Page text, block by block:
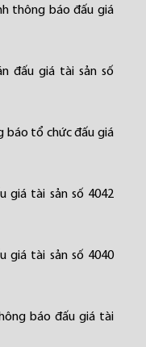
thông báo đấu giá
đấu giá tài sản số
báo tổ chức đấu giá
giá tài sản số 4042
giá tài sản số 4040
báo đấu giá tài